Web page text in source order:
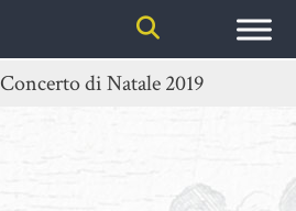
Concerto di Natale 2019